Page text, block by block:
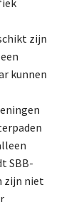
zijn
kunnen
SBB-
zijn niet